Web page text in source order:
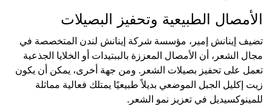
الأمصال الطبيعية وتحفيز البصيلات
تضيف إينانش إمير، مؤسسة شركة إينانش لندن المتخصصة في
مجال الشعر، أن الأمصال المعززة بالببتيدات أو الخلايا الجذعية
تعمل على تحفيز بصيلات الشعر. ومن جهة أخرى، يمكن أن يكون
زيت إكليل الجبل الموضعي بديلاً طبيعيًا يمتلك فعالية مماثلة
للمينوكسيديل في تعزيز نمو الشعر.